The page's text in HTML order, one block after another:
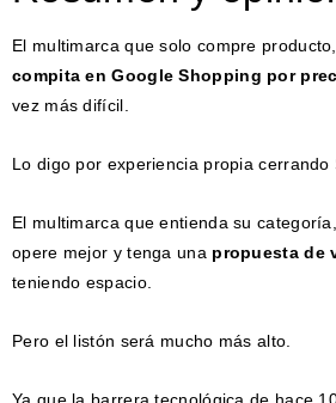
El multimarca que solo compre
compita en Google Shopping por
vez más difícil.
Lo digo por experiencia propia cerrando
El multimarca que entienda su
opere mejor y tenga una propuesta de
teniendo espacio.
Pero el listón será mucho más alto.